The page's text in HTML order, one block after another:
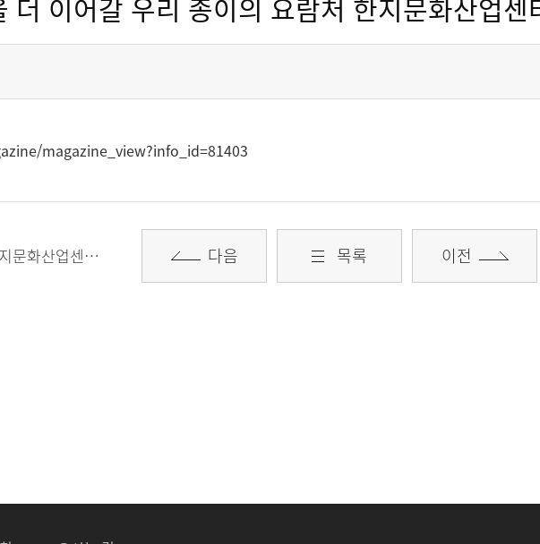
더 이어갈 우리 종이의 요람처 한지문화산업
magazine_view?info_id=81403
아름다운 우리 종이 컬렉션, 한지문화산업센터 [롯데 호텔 매거진] 다음 목록 이전